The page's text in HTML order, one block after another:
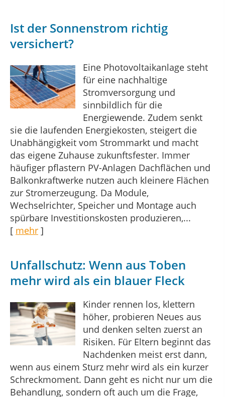
Ist der Sonnenstrom richtig
versichert?
Eine Photovoltaikanlage steht
für eine nachhaltige
Stromversorgung und
sinnbildlich für die
Energiewende. Zudem senkt
sie die laufenden Energiekosten, steigert die
Unabhängigkeit vom Strommarkt und macht
das eigene Zuhause zukunftsfester. Immer
häufiger pflastern PV-Anlagen Dachflächen und
Balkonkraftwerke nutzen auch kleinere Flächen
zur Stromerzeugung. Da Module,
Wechselrichter, Speicher und Montage auch
spürbare Investitionskosten produzieren,...
[ mehr ]
Unfallschutz: Wenn aus Toben
mehr wird als ein blauer Fleck
Kinder rennen los, klettern
höher, probieren Neues aus
und denken selten zuerst an
Risiken. Für Eltern beginnt das
Nachdenken meist erst dann,
wenn aus einem Sturz mehr wird als ein kurzer
Schreckmoment. Dann geht es nicht nur um die
Behandlung, sondern oft auch um die Frage,